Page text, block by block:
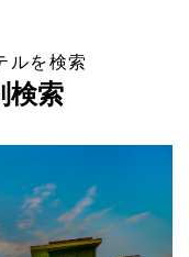
ルを検索
検索